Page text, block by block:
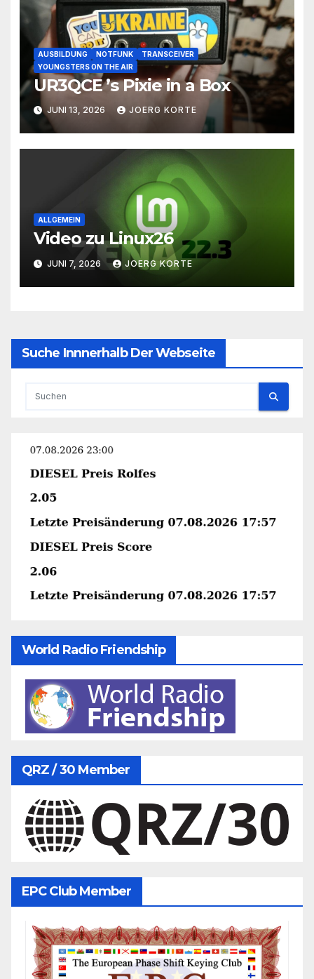
AUSBILDUNG NOTFUNK
TRANSCEIVER
YOUNGSTERS ON THE AIR
UR3QCE ’s Pixie in a Box
JUNI 13, 2026 JOERG KORTE
ALLGEMEIN
Video zu Linux26
JUNI 7, 2026 JOERG KORTE
Suche Innnerhalb Der Webseite
World Radio Friendship
QRZ / 30 Member
EPC Club Member